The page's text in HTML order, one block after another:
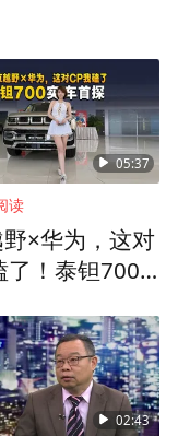
港沿岸也是属
航运条件，增
颈制约，发挥
吐量达到3.7亿
时间，天津临
元，围合海域
公里，形成了
20平方公里建
资90亿元，围
设施，滨海旅
造陆20平方公
05:37
读
×华为，这对
了！泰钽700
02:43